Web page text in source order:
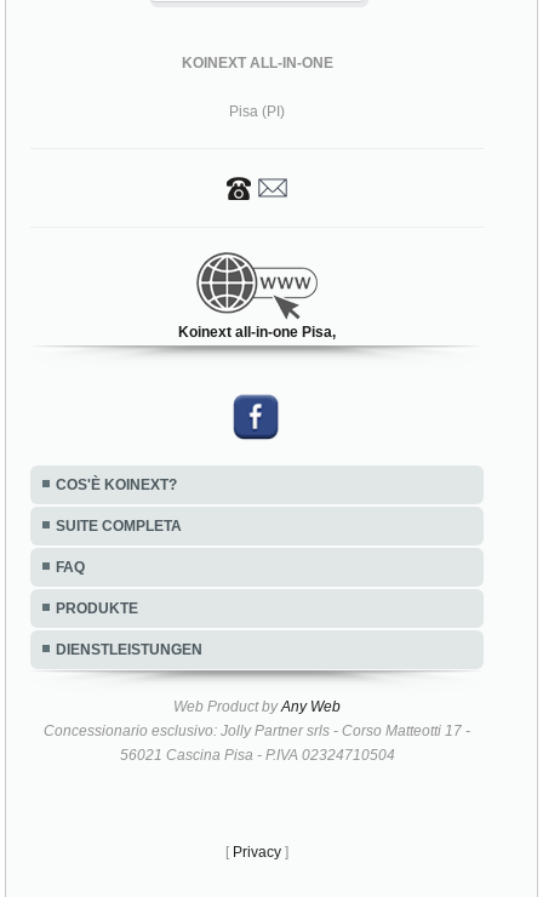
KOINEXT ALL-IN-ONE
Pisa (PI)
Koinext all-in-one Pisa,
COS'È KOINEXT?
SUITE COMPLETA
FAQ
PRODUKTE
DIENSTLEISTUNGEN
Web Product byAny Web
Concessionario esclusivo: Jolly Partner srls - Corso Matteotti 17 -
56021 Cascina Pisa - P.IVA 02324710504
[ Privacy ]